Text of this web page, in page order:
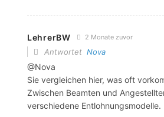
LehrerBW 2 Monate zuvor
Antwortet Nova
@Nova
Sie vergleichen hier, was oft
Zwischen Beamten und
verschiedene Entlohnungsmodelle.